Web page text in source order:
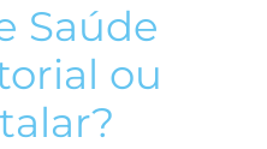
Saúde
ou